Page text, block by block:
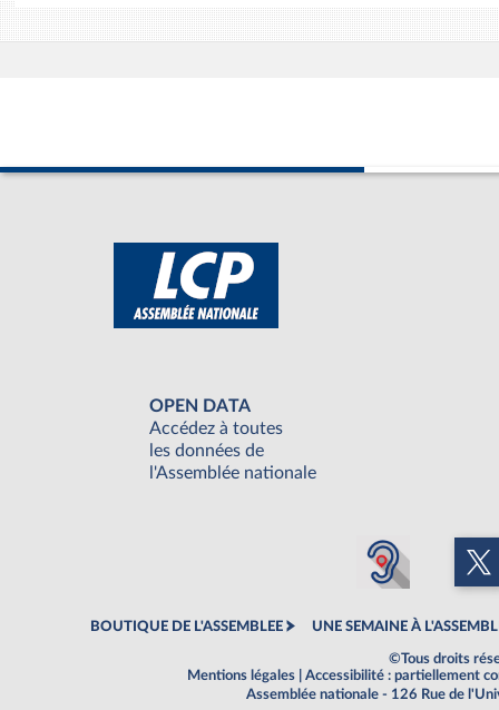
OPEN DATA
Accédez à toutes
les données de
l'Assemblée nationale
BOUTIQUE DE L'ASSEMBLEE UNE SEMAINE À
©Tous droits
Mentions légales
Accessibilité : partiellement
Assemblée nationale - 126 Rue de